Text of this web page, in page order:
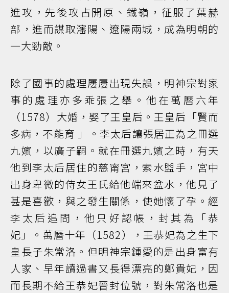
進攻，先後攻占開原、鐵嶺，征服了葉赫
部，進而謀取瀋陽、遼陽兩城，成為明朝的
一大勁敵。
除了國事的處理屢屢出現失誤，明神宗對家
事的處理亦多乖張之舉。他在萬曆六年
（1578）大婚，娶了王皇后。王皇后「賢而
多病，不能育 」。李太后讓張居正為之冊選
九嬪，以廣子嗣。就在冊選九嬪之時，有天
他到李太后居住的慈甯宮，索水盥手，宮中
出身卑微的侍女王氏給他端來盆水，他見了
甚是喜歡，與之發生關係，使她懷了孕。經
李太后追問，他只好認帳，封其為「恭
妃」。萬曆十年（1582），王恭妃為之生下
皇長子朱常洛。但明神宗鍾愛的是出身富有
人家、早年讀過書又長得漂亮的鄭貴妃，因
而長期不給王恭妃晉封位號，對朱常洛也是